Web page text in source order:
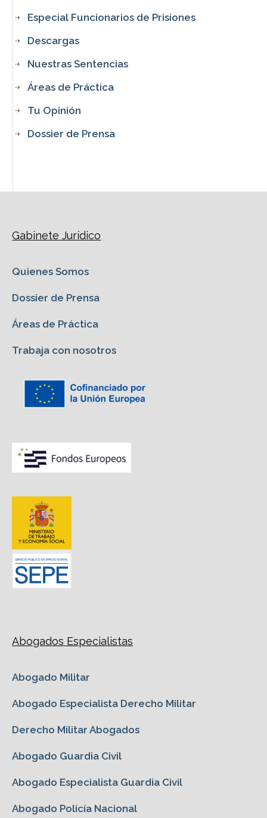
Especial Funcionarios de Prisiones
Descargas
Nuestras Sentencias
Áreas de Práctica
Tu Opinión
Dossier de Prensa
Gabinete Jurídico
Quienes Somos
Dossier de Prensa
Áreas de Práctica
Trabaja con nosotros
Abogados Especialistas
Abogado Militar
Abogado Especialista Derecho Militar
Derecho Militar Abogados
Abogado Guardia Civil
Abogado Especialista Guardia Civil
Abogado Policía Nacional